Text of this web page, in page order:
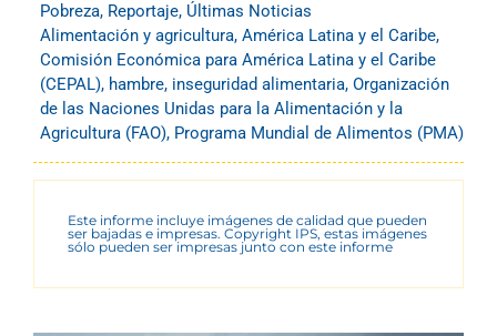
Pobreza, Reportaje, Últimas Noticias
Alimentación y agricultura, América Latina y el Caribe,
Comisión Económica para América Latina y el Caribe
(CEPAL), hambre, inseguridad alimentaria, Organización
de las Naciones Unidas para la Alimentación y la
Agricultura (FAO), Programa Mundial de Alimentos (PMA)
Este informe incluye imágenes de calidad que pueden
ser bajadas e impresas. Copyright IPS, estas imágenes
sólo pueden ser impresas junto con este informe